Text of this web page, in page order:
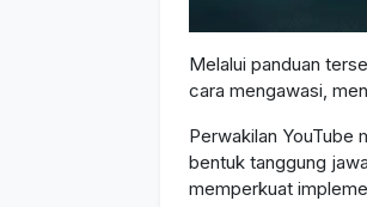
Melalui panduan
cara mengawasi,
Perwakilan YouTube
bentuk tanggung
memperkuat